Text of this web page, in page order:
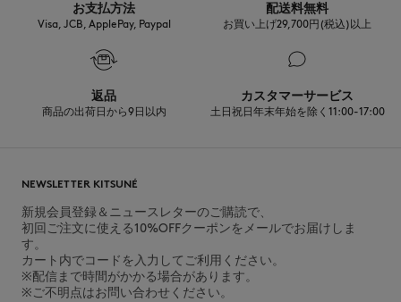
お支払方法
Visa, JCB, ApplePay, Paypal
配送料無料
お買い上げ29,700円(税込)以上
返品
商品の出荷日から9日以内
カスタマーサービス
土日祝日年末年始を除く11:00-17:00
NEWSLETTER KITSUNÉ
新規会員登録＆ニュースレターのご購読で、
初回ご注文に使える10%OFFクーポンをメールでお届けしま
す。
カート内でコードを入力してご利用ください。
※配信まで時間がかかる場合があります。
※ご不明点はお問い合わせください。